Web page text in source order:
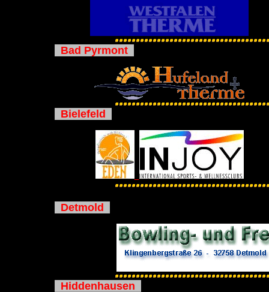
Bad Pyrmont
Bielefeld
Detmold
Hiddenhausen